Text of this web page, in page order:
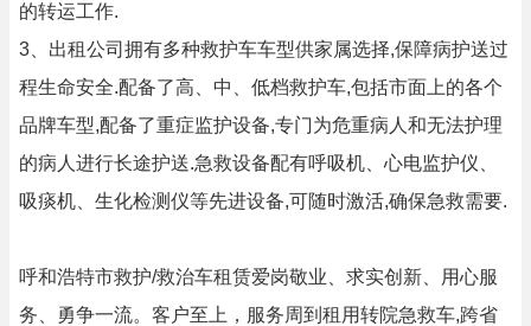
的转运工作.
3、出租公司拥有多种救护车车型供家属选择,保障病护送过
程生命安全.配备了高、中、低档救护车,包括市面上的各个
品牌车型,配备了重症监护设备,专门为危重病人和无法护理
的病人进行长途护送.急救设备配有呼吸机、心电监护仪、
吸痰机、生化检测仪等先进设备,可随时激活,确保急救需要.
呼和浩特市救护/救治车租赁爱岗敬业、求实创新、用心服
务、勇争一流。客户至上，服务周到租用转院急救车,跨省